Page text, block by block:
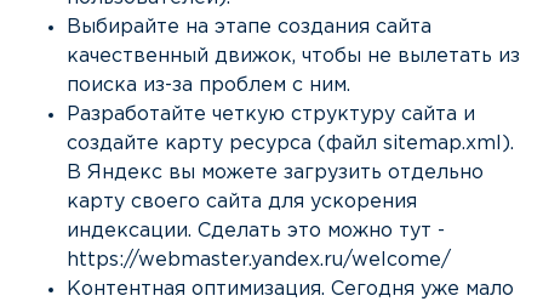
Выбирайте на этапе создания сайта
качественный движок, чтобы не вылетать из
поиска из-за проблем с ним.
Разработайте четкую структуру сайта и
создайте карту ресурса (файл sitemap.xml).
В Яндекс вы можете загрузить отдельно
карту своего сайта для ускорения
индексации. Сделать это можно тут -
https://webmaster.yandex.ru/welcome/
Контентная оптимизация. Сегодня уже мало